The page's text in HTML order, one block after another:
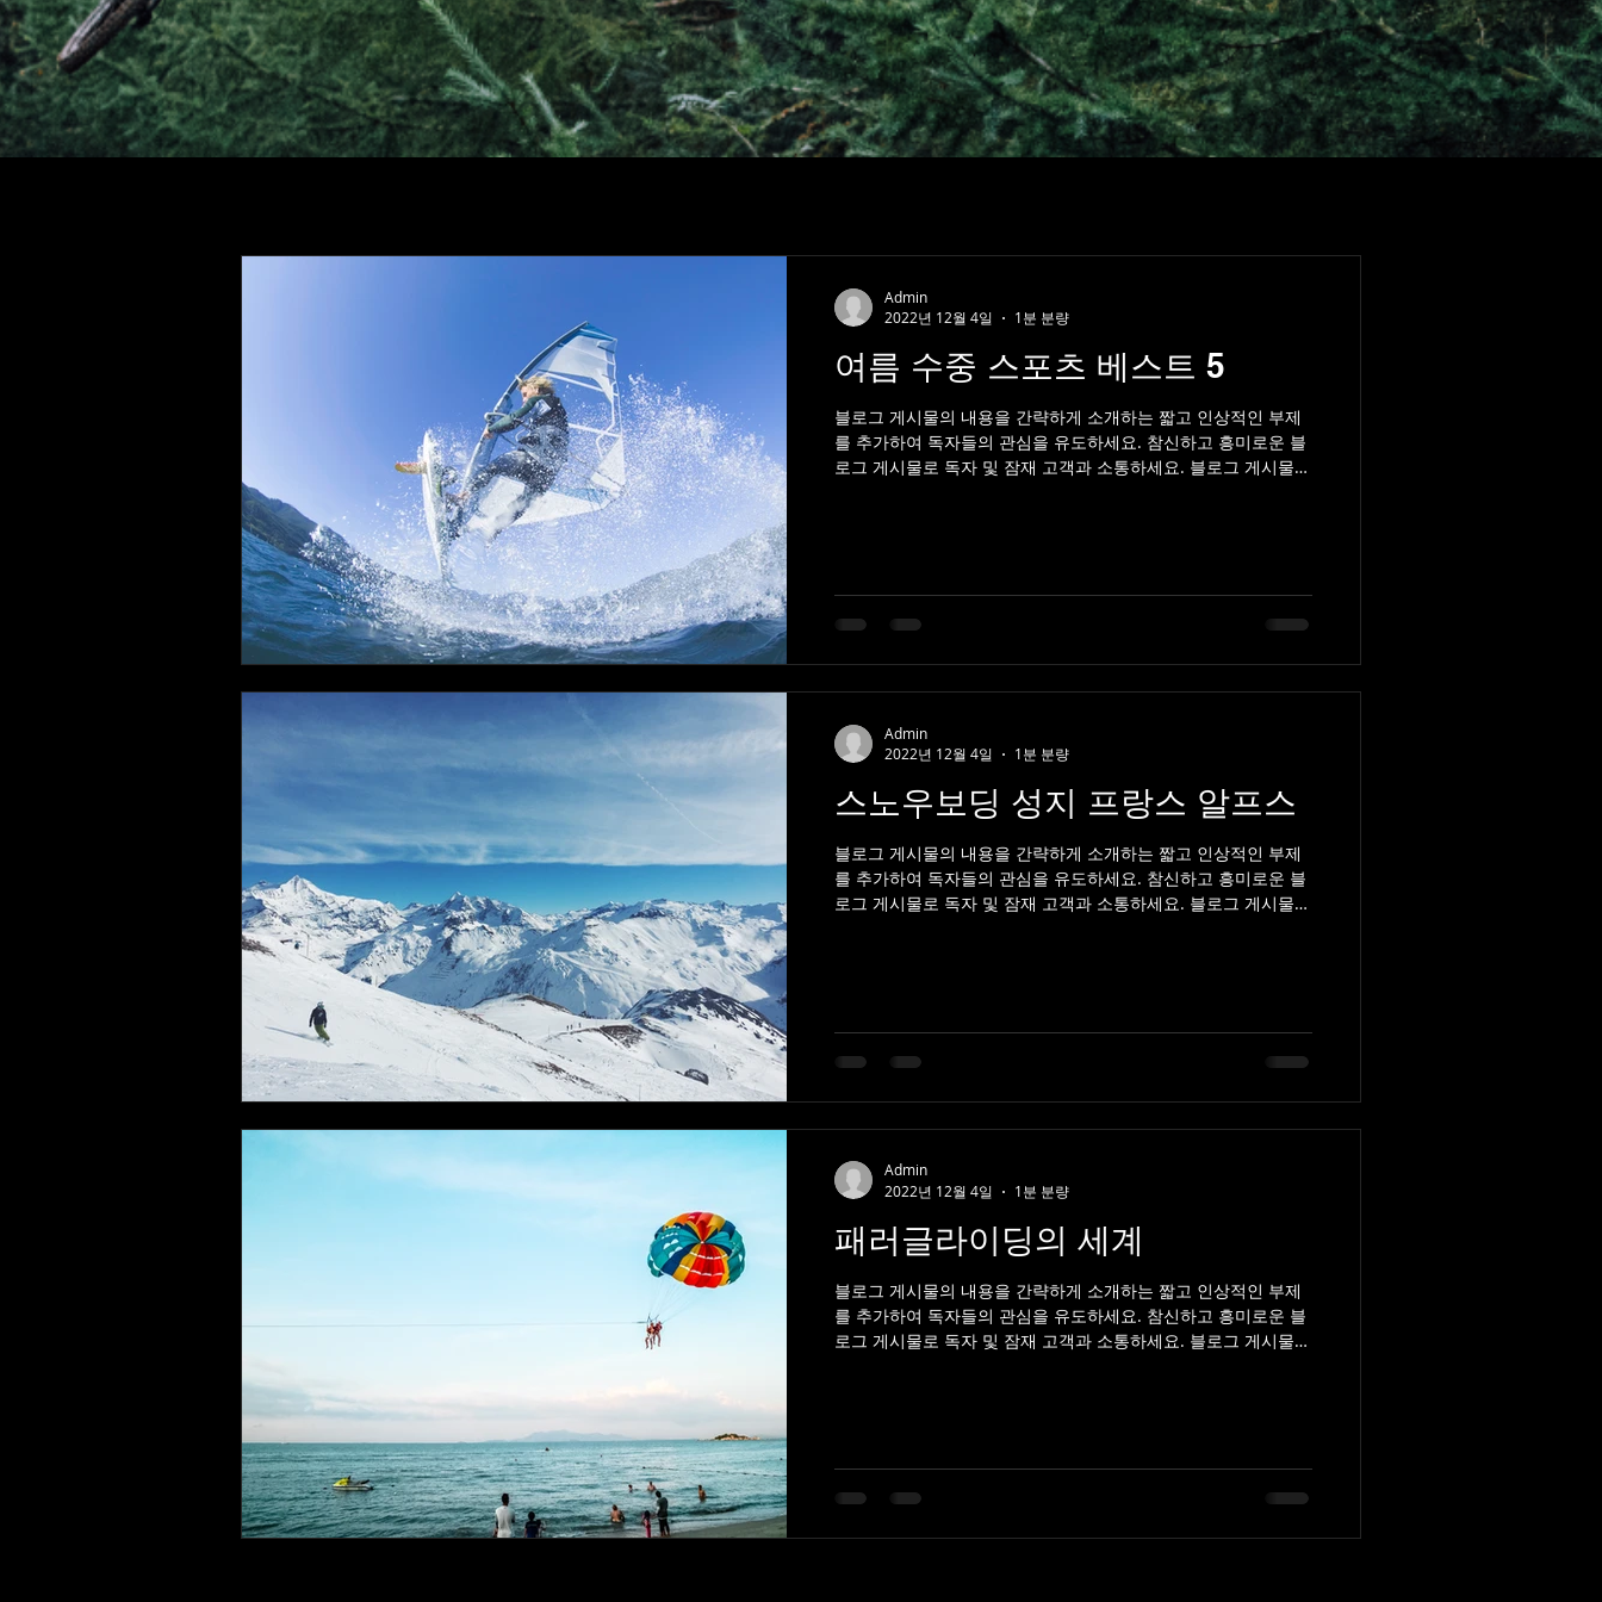
여름 수중 스포츠 베스트 5
블로그 게시물의 내용을 간략하게 소개하는 짧고 인상적인 부제
를 추가하여 독자들의 관심을 유도하세요. 참신하고 흥미로운 블
로그 게시물로 독자 및 잠재 고객과 소통하세요. 블로그 게시물은
Admin
2022년 12월 4일
1분 분량
스노우보딩 성지 프랑스 알프스
블로그 게시물의 내용을 간략하게 소개하는 짧고 인상적인 부제
를 추가하여 독자들의 관심을 유도하세요. 참신하고 흥미로운 블
로그 게시물로 독자 및 잠재 고객과 소통하세요. 블로그 게시물은
Admin
2022년 12월 4일
1분 분량
패러글라이딩의 세계
블로그 게시물의 내용을 간략하게 소개하는 짧고 인상적인 부제
를 추가하여 독자들의 관심을 유도하세요. 참신하고 흥미로운 블
로그 게시물로 독자 및 잠재 고객과 소통하세요. 블로그 게시물은
Admin
2022년 12월 4일
1분 분량